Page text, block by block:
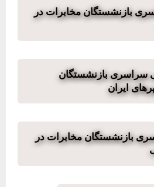
بازنشستگان مخابرات در
سراسری بازنشستگان
ایران
بازنشستگان مخابرات در